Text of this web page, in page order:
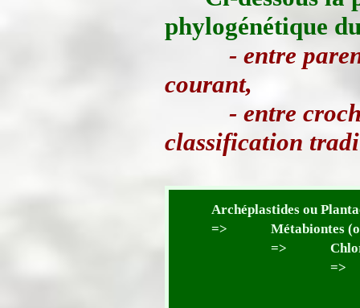
phylogénétique
- entre
courant,
- entre
classification
Archéplastides ou
=>
Métabiontes
=>
=>